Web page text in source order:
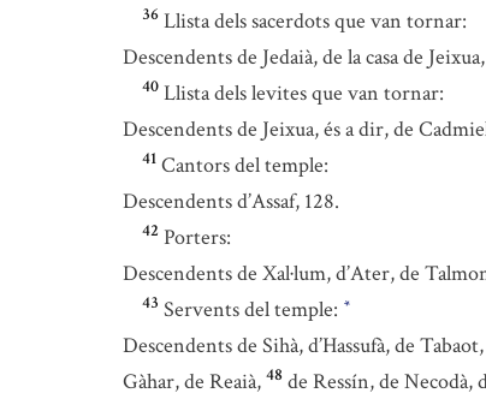
36 Llista dels sacerdots que van tornar:
Descendents de Jedaià, de la casa de
40 Llista dels levites que van tornar:
Descendents de Jeixua, és a dir, de
41 Cantors del temple:
Descendents d’Assaf, 128.
42 Porters:
Descendents de Xal·lum, d’Ater, de
43 Servents del temple: *
Descendents de Sihà, d’Hassufà, de Tabaot,
Gàhar, de Reaià, 48 de Ressín, de Necodà,